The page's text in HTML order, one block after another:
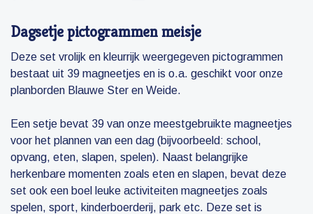
Dagsetje pictogrammen meisje
Deze set vrolijk en kleurrijk weergegeven pictogrammen
bestaat uit 39 magneetjes en is o.a. geschikt voor onze
planborden Blauwe Ster en Weide.
Een setje bevat 39 van onze meestgebruikte magneetjes
voor het plannen van een dag (bijvoorbeeld: school,
opvang, eten, slapen, spelen). Naast belangrijke
herkenbare momenten zoals eten en slapen, bevat deze
set ook een boel leuke activiteiten magneetjes zoals
spelen, sport, kinderboerderij, park etc. Deze set is